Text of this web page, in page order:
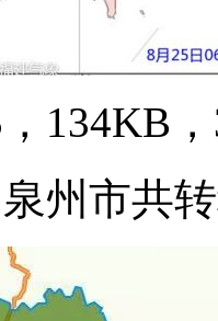
134KB
州市共